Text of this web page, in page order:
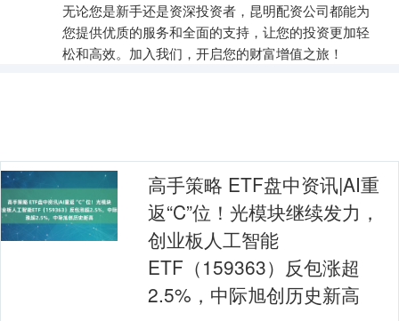
无论您是新手还是资深投资者，昆明配资公司都能为
您提供优质的服务和全面的支持，让您的投资更加轻
松和高效。加入我们，开启您的财富增值之旅！
高手策略 ETF盘中资讯|AI重
返“C”位！光模块继续发力，
创业板人工智能
ETF（159363）反包涨超
2.5%，中际旭创历史新高